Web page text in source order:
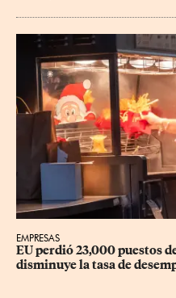
EMPRESAS
EU perdió 23,000 puestos
disminuye la tasa de